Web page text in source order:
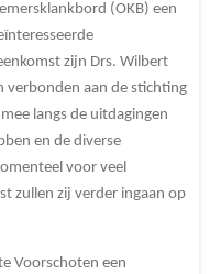
(OKB) een
zijn Drs. Wilbert
verbonden aan de stichting
langs de uitdagingen
en de diverse
voor veel
zullen zij verder ingaan op
Voorschoten een